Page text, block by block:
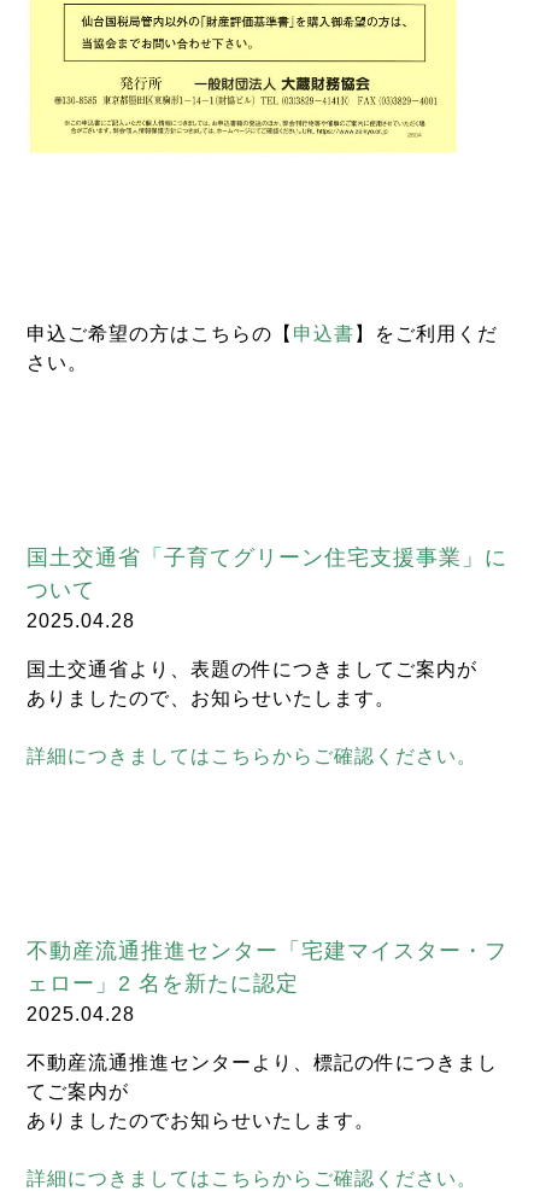
申込ご希望の方はこちらの【 申込書 】をご利用くだ
さい。
国土交通省「子育てグリーン住宅支援事業」に
ついて
2025.04.28
国土交通省より、表題の件につきましてご案内が
ありましたので、お知らせいたします。
詳細につきましてはこちらからご確認ください。
不動産流通推進センター「宅建マイスター・フ
ェロー」2 名を新たに認定
2025.04.28
不動産流通推進センターより、標記の件につきまし
てご案内が
ありましたのでお知らせいたします。
詳細につきましてはこちらからご確認ください。